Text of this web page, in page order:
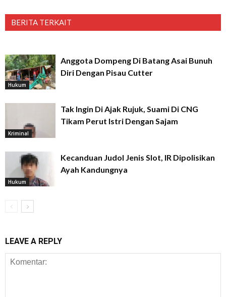
BERITA TERKAIT
Hukum
Anggota Dompeng Di Batang Asai Bunuh
Diri Dengan Pisau Cutter
Kriminal
Tak Ingin Di Ajak Rujuk, Suami Di CNG
Tikam Perut Istri Dengan Sajam
Hukum
Kecanduan Judol Jenis Slot, IR Dipolisikan
Ayah Kandungnya
LEAVE A REPLY